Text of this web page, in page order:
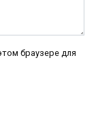
браузере для